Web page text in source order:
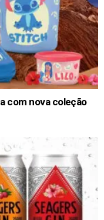
com nova coleção